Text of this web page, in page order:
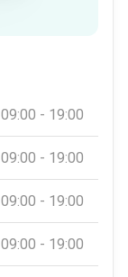
09:00 - 19:00
09:00 - 19:00
09:00 - 19:00
09:00 - 19:00